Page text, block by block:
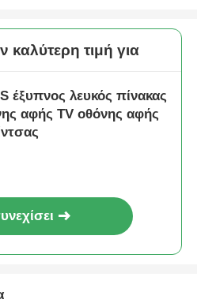
καλύτερη τιμή για
έξυπνος λευκός πίνακας
αφής TV οθόνης αφής